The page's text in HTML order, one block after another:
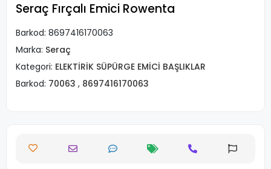
Seraç Fırçalı Emici Rowenta
Barkod: 8697416170063
Marka: Seraç
Kategori: ELEKTİRİK SÜPÜRGE EMİCİ BAŞLIKLAR
Barkod: 70063 , 8697416170063